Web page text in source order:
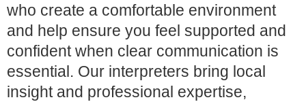
who create a comfortable environment
and help ensure you feel supported and
confident when clear communication is
essential. Our interpreters bring local
insight and professional expertise,